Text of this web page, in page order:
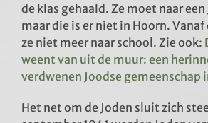
de klas gehaald. Ze moet naar
maar die is er niet in Hoorn.
ze niet meer naar school. Zie ook:
weent van uit de muur: een
verdwenen Joodse gemeenschap
Het net om de Joden sluit zich